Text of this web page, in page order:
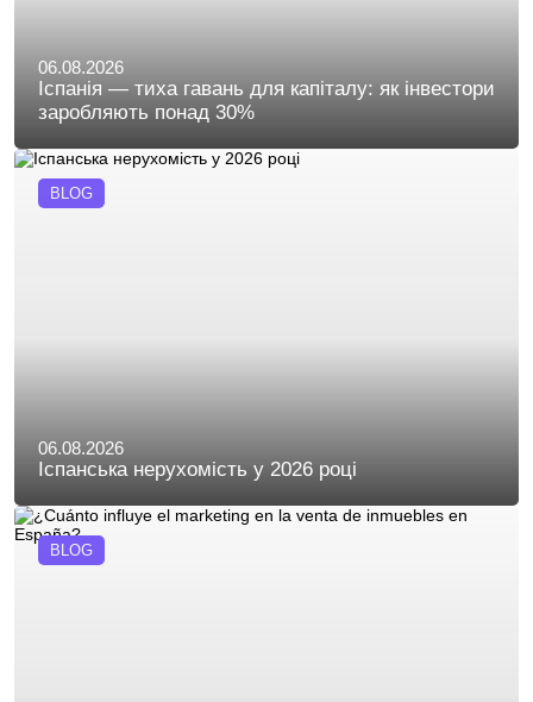
06.08.2026
Іспанія — тиха гавань для капіталу: як інвестори
заробляють понад 30%
BLOG
06.08.2026
Іспанська нерухомість у 2026 році
BLOG